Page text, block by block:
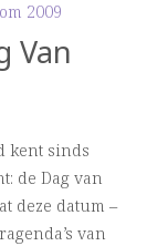
2009
Van
kent sinds
de Dag van
deze datum –
van